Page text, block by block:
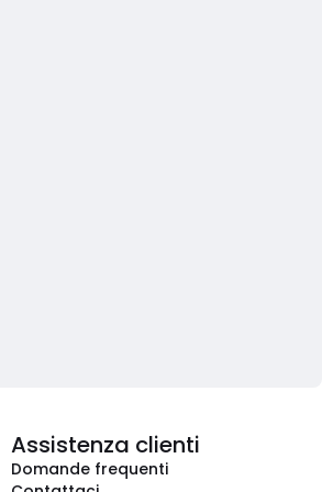
Assistenza clienti
Domande frequenti